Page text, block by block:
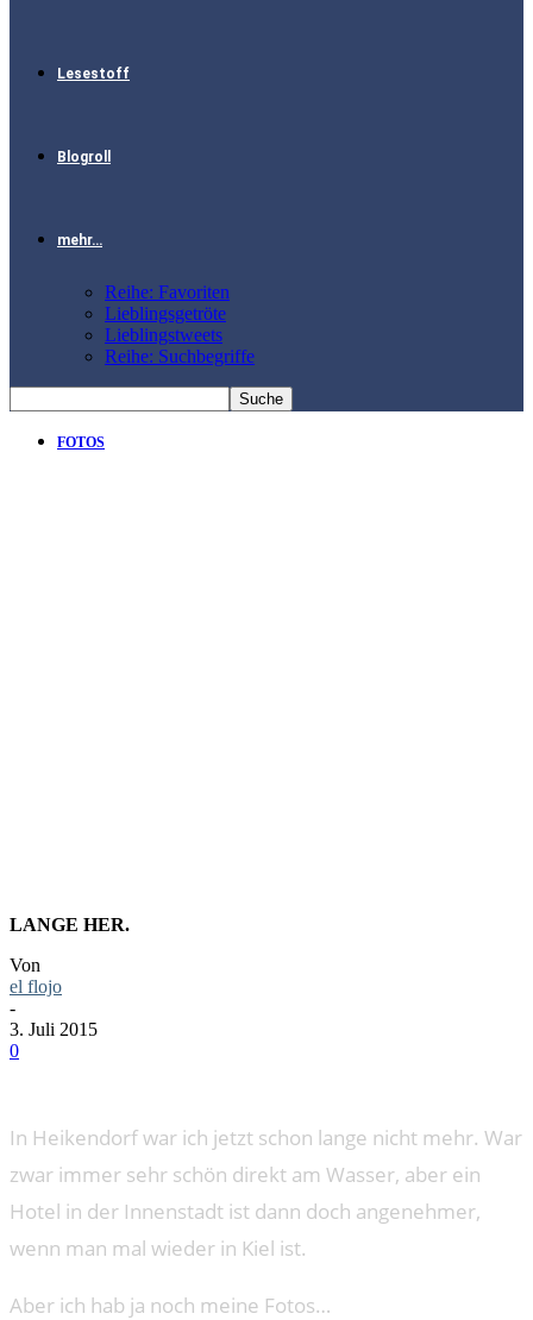
Lesestoff
Blogroll
mehr…
Reihe: Favoriten
Lieblingsgetröte
Lieblingstweets
Reihe: Suchbegriffe
FOTOS
LANGE HER.
Von
el flojo
-
3. Juli 2015
0
In Heikendorf war ich jetzt schon lange nicht mehr. War
zwar immer sehr schön direkt am Wasser, aber ein
Hotel in der Innenstadt ist dann doch angenehmer,
wenn man mal wieder in Kiel ist.
Aber ich hab ja noch meine Fotos…